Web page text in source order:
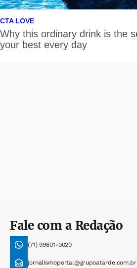
Fale com a Redação
(71) 99601-0020
jornalismoportal@grupoatarde.com.br